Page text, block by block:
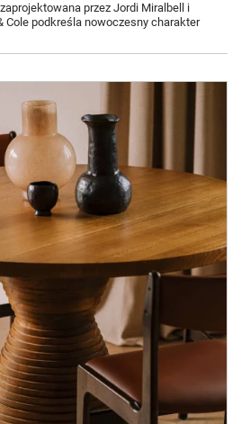
przez Jordi Miralbell i
Cole podkreśla nowoczesny charakter